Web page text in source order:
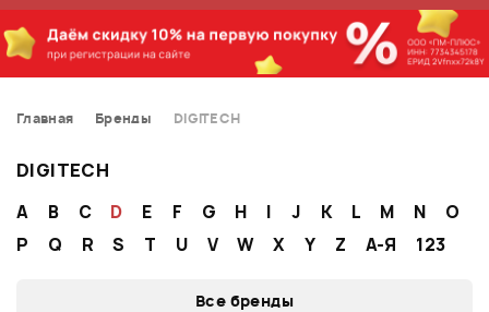
Главная Бренды DIGITECH
DIGITECH
A B C D E F G H I J K L M N
O
P
Q R S T U V W X Y Z А-Я 123
Все бренды